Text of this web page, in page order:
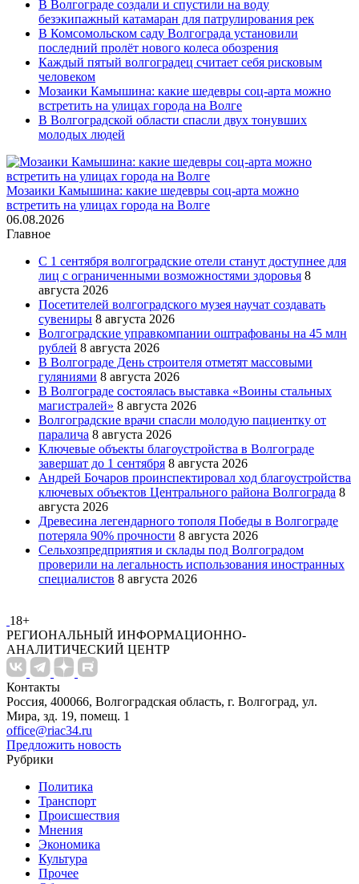
В Волгограде создали и спустили на воду
безэкипажный катамаран для патрулирования рек
В Комсомольском саду Волгограда установили
последний пролёт нового колеса обозрения
Каждый пятый волгоградец считает себя рисковым
человеком
Мозаики Камышина: какие шедевры соц-арта можно
встретить на улицах города на Волге
В Волгоградской области спасли двух тонувших
молодых людей
Мозаики Камышина: какие шедевры соц-арта можно
встретить на улицах города на Волге
06.08.2026
Главное
С 1 сентября волгоградские отели станут доступнее для
лиц с ограниченными возможностями здоровья 8
августа 2026
Посетителей волгоградского музея научат создавать
сувениры 8 августа 2026
Волгоградские управкомпании оштрафованы на 45 млн
рублей 8 августа 2026
В Волгограде День строителя отметят массовыми
гуляниями 8 августа 2026
В Волгограде состоялась выставка «Воины стальных
магистралей» 8 августа 2026
Волгоградские врачи спасли молодую пациентку от
паралича 8 августа 2026
Ключевые объекты благоустройства в Волгограде
завершат до 1 сентября 8 августа 2026
Андрей Бочаров проинспектировал ход благоустройства
ключевых объектов Центрального района Волгограда 8
августа 2026
Древесина легендарного тополя Победы в Волгограде
потеряла 90% прочности 8 августа 2026
Сельхозпредприятия и склады под Волгоградом
проверили на легальность использования иностранных
специалистов 8 августа 2026
18+
РЕГИОНАЛЬНЫЙ ИНФОРМАЦИОННО-
АНАЛИТИЧЕСКИЙ ЦЕНТР
Контакты
Россия, 400066, Волгоградская область, г. Волгоград, ул.
Мира, зд. 19, помещ. 1
office@riac34.ru
Предложить новость
Рубрики
Политика
Транспорт
Происшествия
Мнения
Экономика
Культура
Прочее